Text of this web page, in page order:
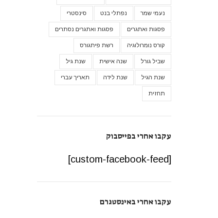
נעמי שמר נפתלי בנט סינסטרי
פסגות ואתגרים פסגות ואתגרים נסתרים
קורס נומרולוגיה רשת פיתגורס
שביל גורל שנה אישית שנת גיל
שנת הגיל שנת לידה תאריך עברי
תחזית
עקבו אחרי בפייסבוק
[custom-facebook-feed]
עקבו אחרי באינסטגרם